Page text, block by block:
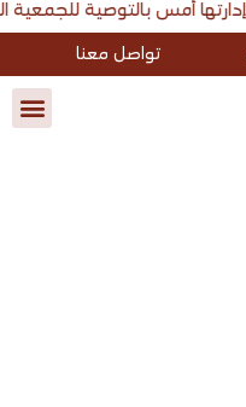
نفوذ للمنتجات الغذائية صدور قرار مجلس إدارتها أمس بالتوصية للجمعية العامة غير
تواصل معنا